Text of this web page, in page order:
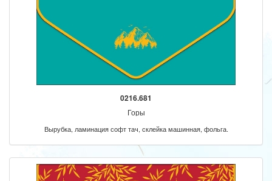
0216.681
Горы
Вырубка, ламинация софт тач, склейка машинная, фольга.